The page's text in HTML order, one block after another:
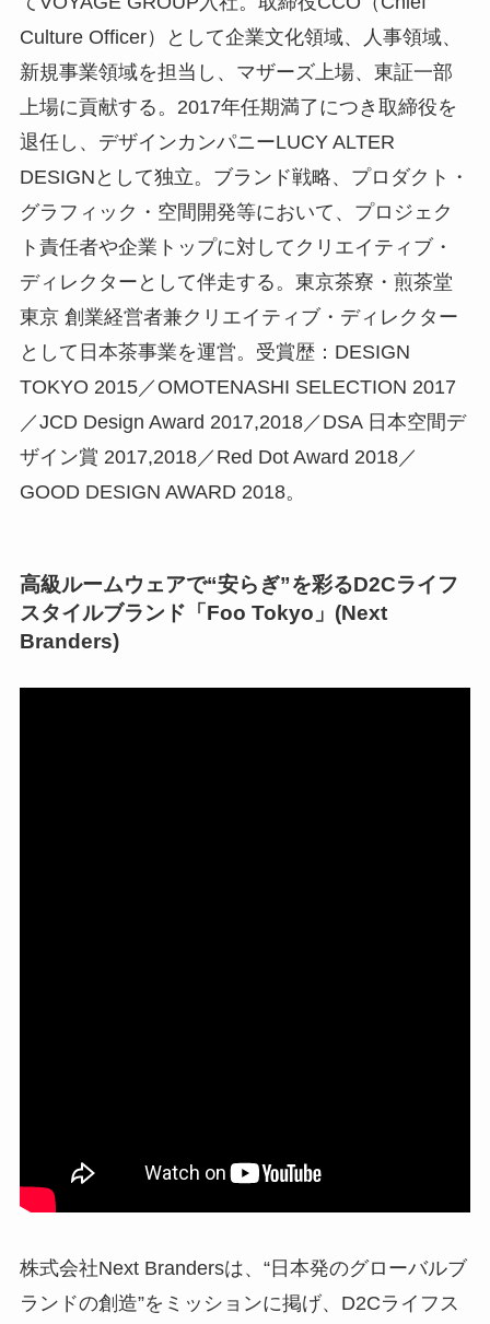
Culture Officer）として企業文化領域、人事領域、
新規事業領域を担当し、マザーズ上場、東証一部
上場に貢献する。2017年任期満了につき取締役を
退任し、デザインカンパニーLUCY ALTER
DESIGNとして独立。ブランド戦略、プロダクト・
グラフィック・空間開発等において、プロジェク
ト責任者や企業トップに対してクリエイティブ・
ディレクターとして伴走する。東京茶寮・煎茶堂
東京 創業経営者兼クリエイティブ・ディレクター
として日本茶事業を運営。受賞歴：DESIGN
TOKYO 2015／OMOTENASHI SELECTION 2017
／JCD Design Award 2017,2018／DSA 日本空間デ
ザイン賞 2017,2018／Red Dot Award 2018／
GOOD DESIGN AWARD 2018。
高級ルームウェアで“安らぎ”を彩るD2Cライフ
スタイルブランド「Foo Tokyo」(Next
Branders)
株式会社Next Brandersは、“日本発のグローバルブ
ランドの創造”をミッションに掲げ、D2Cライフス